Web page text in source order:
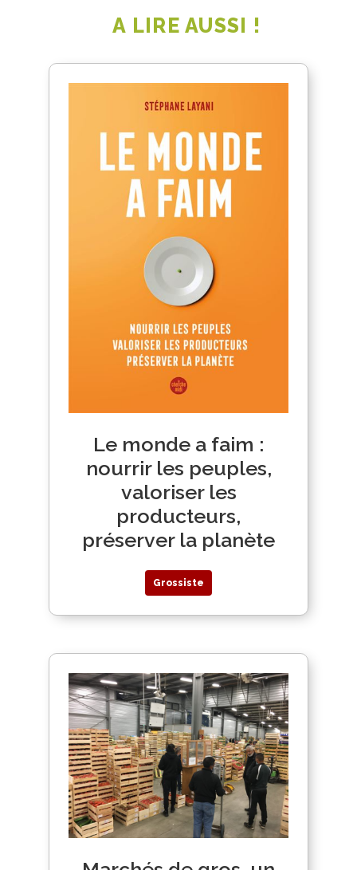
A LIRE AUSSI !
Le monde a faim :
nourrir les peuples,
valoriser les
producteurs,
préserver la planète
Grossiste